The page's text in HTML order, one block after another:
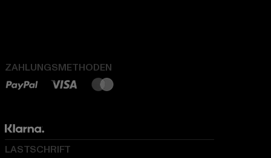
ZAHLUNGSMETHODEN
LASTSCHRIFT